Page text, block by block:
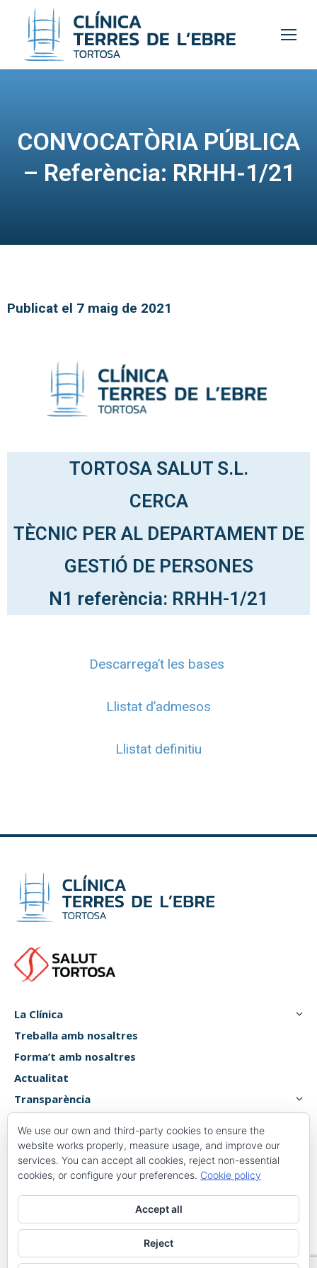
CONVOCATÒRIA PÚBLICA
– Referència: RRHH-1/21
Publicat el 7 maig de 2021
TORTOSA SALUT S.L.
CERCA
TÈCNIC PER AL DEPARTAMENT DE
GESTIÓ DE PERSONES
N1 referència: RRHH-1/21
Descarrega’t les bases
Llistat d’admesos
Llistat definitiu
La Clínica
Treballa amb nosaltres
Forma’t amb nosaltres
Actualitat
Transparència
Canal de denúncies
Plaça 1 d’octubre, 6, 8,
43500 Tortosa, Tarragona
We use our own and third-party cookies to ensure the
website works properly, measure usage, and improve our
services. You can accept all cookies, reject non-essential
cookies, or configure your preferences. Cookie policy
Accept all
Reject